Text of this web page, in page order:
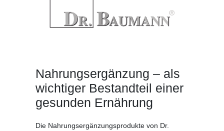
Nahrungsergänzung – als
wichtiger Bestandteil einer
gesunden Ernährung
Die Nahrungsergänzungsprodukte von Dr.